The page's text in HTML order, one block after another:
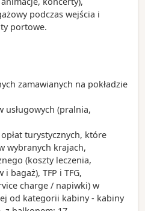
street foodu
podczas wejścia i
portowe.
zamawianych na pokładzie
usługowych (pralnia,
turystycznych, które
wybranych krajach,
(koszty leczenia,
bagaż), TFP i TFG,
charge / napiwki) w
od kategorii kabiny - kabiny